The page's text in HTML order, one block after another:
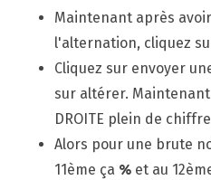
Maintenant après
l'alternation, cliquez
Cliquez sur envoyer
sur altérer.
DROITE plein de
Alors pour une brute
11ème ça % et au